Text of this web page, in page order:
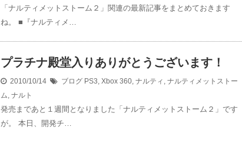
「ナルティメットストーム２」関連の最新記事をまとめておきます
ね。 ■『ナルティメ…
プラチナ殿堂入りありがとうございます！
2010/10/14 ブログ PS3, Xbox 360, ナルティ , ナルティメットストー
ム, ナルト
発売まであと１週間となりました「ナルティメットストーム２」です
が。 本日、開発チ…